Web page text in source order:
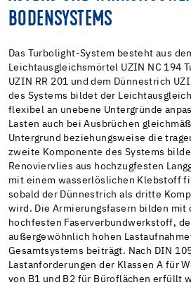
BODENSYSTEMS
Das Turbolight-System besteht aus
Leichtausgleichsmörtel UZIN NC 194
UZIN RR 201 und dem Dünnestrich
des Systems bildet der
flexibel an unebene Untergründe
Lasten auch bei Ausbrüchen
Untergrund beziehungsweise die
zweite Komponente des Systems
Renoviervlies aus hochzugfesten
mit einem wasserlöslichen Klebstoff
sobald der Dünnestrich als dritte
wird. Die Armierungsfasern bilden mit
hochfesten Faserverbundwerkstoff,
außergewöhnlich hohen
Gesamtsystems beiträgt. Nach DIN
Lastanforderungen der Klassen A für
von B1 und B2 für Büroflächen erfüllt